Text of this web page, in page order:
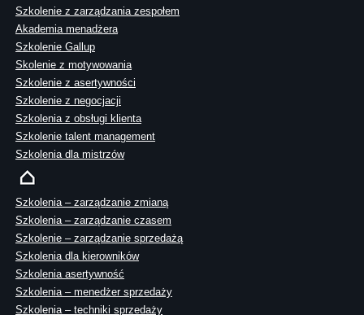
Szkolenie z zarządzania zespołem
Akademia menadżera
Szkolenie Gallup
Skolenie z motywowania
Szkolenie z asertywności
Szkolenie z negocjacji
Szkolenia z obsługi klienta
Szkolenie talent management
Szkolenia dla mistrzów
Szkolenia – zarządzanie zmianą
Szkolenia – zarządzanie czasem
Szkolenie – zarządzanie sprzedażą
Szkolenia dla kierowników
Szkolenia asertywność
Szkolenia – menedżer sprzedaży
Szkolenia – techniki sprzedaży